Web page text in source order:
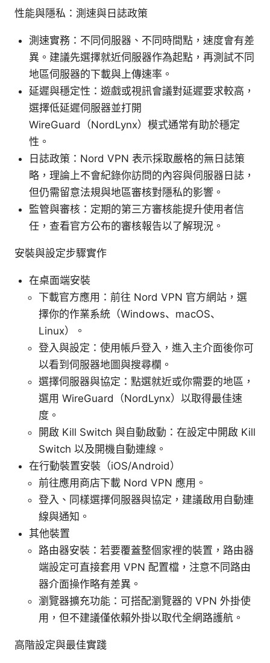
性能與隱私：測速與日誌政策
測速實務：不同伺服器、不同時間點，速度會有差
異。建議先選擇就近伺服器作為起點，再測試不同
地區伺服器的下載與上傳速率。
延遲與穩定性：遊戲或視訊會議對延遲要求較高，
選擇低延遲伺服器並打開
WireGuard（NordLynx）模式通常有助於穩定
性。
日誌政策：Nord VPN 表示採取嚴格的無日誌策
略，理論上不會紀錄你訪問的內容與伺服器日誌，
但仍需留意法規與地區審核對隱私的影響。
監管與審核：定期的第三方審核能提升使用者信
任，查看官方公布的審核報告以了解現況。
安裝與設定步驟實作
在桌面端安裝
下載官方應用：前往 Nord VPN 官方網站，選
擇你的作業系統（Windows、macOS、
Linux）。
登入與設定：使用帳戶登入，進入主介面後你可
以看到伺服器地圖與搜尋欄。
選擇伺服器與協定：點選就近或你需要的地區，
選用 WireGuard（NordLynx）以取得最佳速
度。
開啟 Kill Switch 與自動啟動：在設定中開啟 Kill
Switch 以及開機自動連線。
在行動裝置安裝（iOS/Android）
前往應用商店下載 Nord VPN 應用。
登入、同樣選擇伺服器與協定，建議啟用自動連
線與通知。
其他裝置
路由器安裝：若要覆蓋整個家裡的裝置，路由器
端設定可直接套用 VPN 配置檔，注意不同路由
器介面操作略有差異。
瀏覽器擴充功能：可搭配瀏覽器的 VPN 外掛使
用，但不建議僅依賴外掛以取代全網路護航。
高階設定與最佳實踐